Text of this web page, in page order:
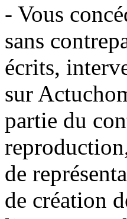
- Vous
sans
écrits,
sur
partie du
de
de création